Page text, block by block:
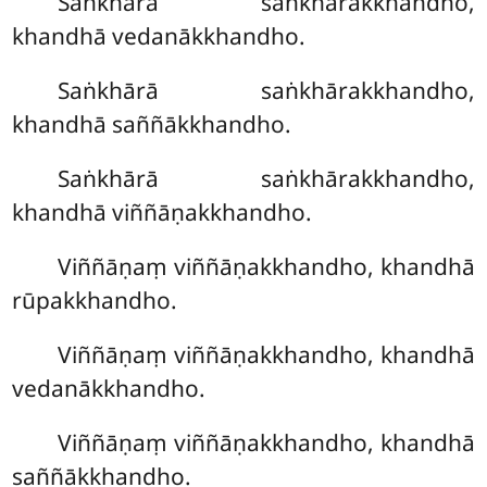
khandhā vedanākkhandho.
Saṅkhārā saṅkhārakkhandho,
khandhā saññākkhandho.
Saṅkhārā saṅkhārakkhandho,
khandhā viññāṇakkhandho.
Viññāṇaṃ viññāṇakkhandho, khandhā
rūpakkhandho.
Viññāṇaṃ viññāṇakkhandho, khandhā
vedanākkhandho.
Viññāṇaṃ viññāṇakkhandho, khandhā
saññākkhandho.